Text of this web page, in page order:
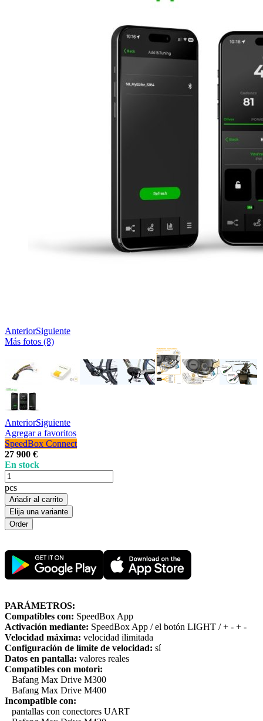
AnteriorSiguiente
Más fotos (8)
AnteriorSiguiente
Agregar a favoritos
SpeedBox Connect
27 900 €
En stock
pcs
Ańadir al carrito
Elija una variante
PARÁMETROS:
Compatibles con: SpeedBox App
Activación mediante: SpeedBox App / el botón LIGHT / + - + -
Velocidad máxima: velocidad ilimitada
Configuración de límite de velocidad: sí
Datos en pantalla: valores reales
Compatibles con motori:
Bafang Max Drive M300
Bafang Max Drive M400
Incompatible con:
pantallas con conectores UART